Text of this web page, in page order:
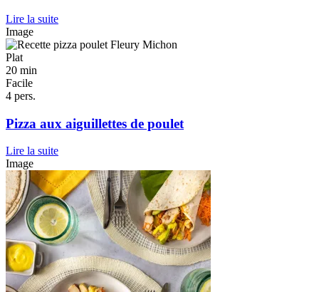
Lire la suite
Image
Plat
20 min
Facile
4 pers.
Pizza aux aiguillettes de poulet
Lire la suite
Image